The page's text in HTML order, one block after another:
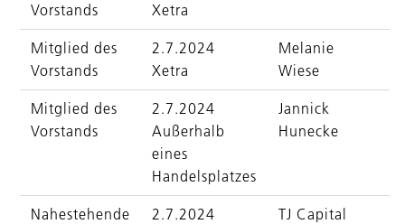
Vorstands
Xetra
Mitglied des
Vorstands
2.7.2024
Xetra
Melanie
Wiese
Mitglied des
Vorstands
2.7.2024
Außerhalb
eines
Handelsplatzes
Jannick
Hunecke
Nahestehende
2.7.2024
TJ Capital